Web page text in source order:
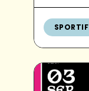
SPORTIF